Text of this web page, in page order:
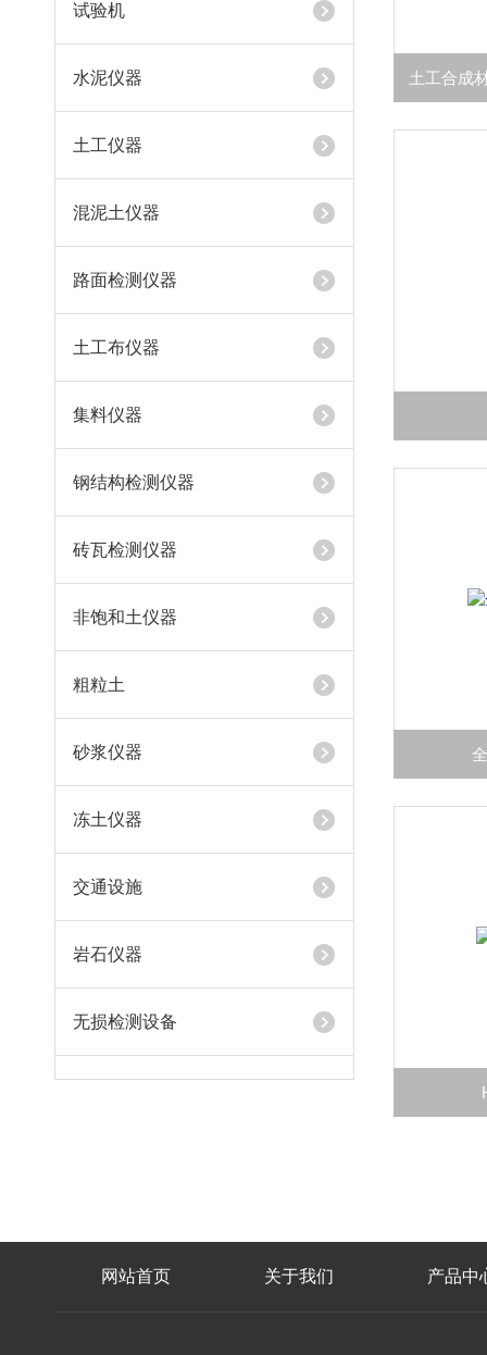
试验机
水泥仪器
土工仪器
混泥土仪器
路面检测仪器
土工布仪器
集料仪器
钢结构检测仪器
砖瓦检测仪器
非饱和土仪器
粗粒土
砂浆仪器
冻土仪器
交通设施
岩石仪器
无损检测设备
网站首页 关于我们 产品中